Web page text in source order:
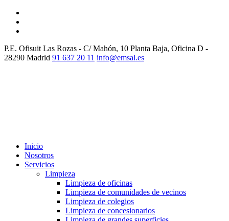
P.E. Ofisuit Las Rozas - C/ Mahón, 10 Planta Baja, Oficina D -
28290 Madrid 91 637 20 11 info@emsal.es
Inicio
Nosotros
Servicios
Limpieza
Limpieza de oficinas
Limpieza de comunidades de vecinos
Limpieza de colegios
Limpieza de concesionarios